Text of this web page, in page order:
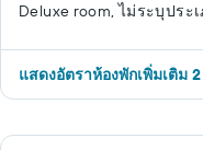
Deluxe room, ไม่ระบุประ
แสดงอัตราห้องพักเพิ่มเติม